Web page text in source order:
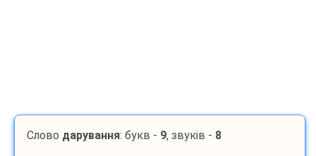
Слово дарування: букв - 9, звуків - 8